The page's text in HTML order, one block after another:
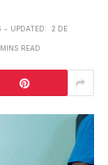
UPDATED: 2 DE
READ